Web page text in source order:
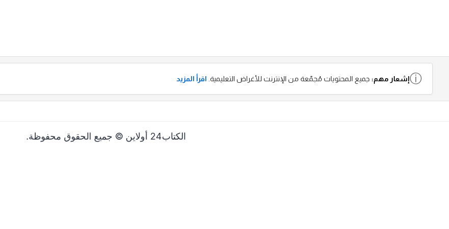
ⓘإشعار مهم: جميع المحتويات مُجمّعة من الإنترنت للأغراض التعليمية. اقرأ المزيد
الكتاب24 أولاين © جميع الحقوق محفوظة.